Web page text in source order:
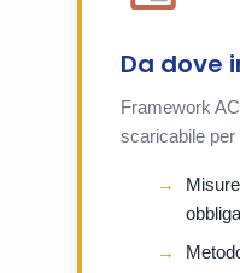
Da dove
Framework
scaricabile